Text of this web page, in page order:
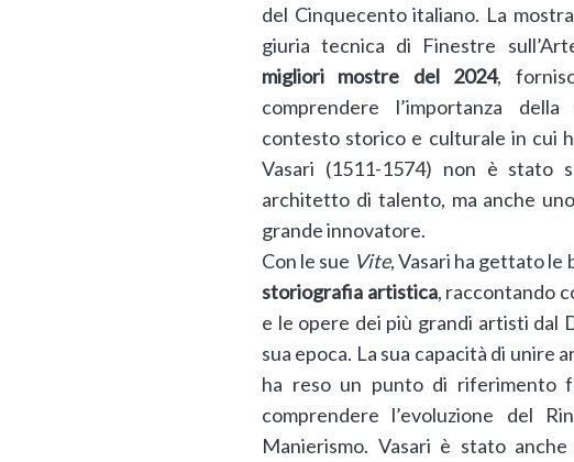
del Cinquecento italiano. La
giuria tecnica di Finestre
migliori mostre del 2024,
comprendere l’importanza
contesto storico e culturale in cui
Vasari (1511-1574) non è stato
architetto di talento, ma anche
grande innovatore.
Con le sue Vite, Vasari ha gettato le
storiografia artistica, raccontando
e le opere dei più grandi artisti dal
sua epoca. La sua capacità di unire
ha reso un punto di riferimento
comprendere l’evoluzione del
Manierismo. Vasari è stato